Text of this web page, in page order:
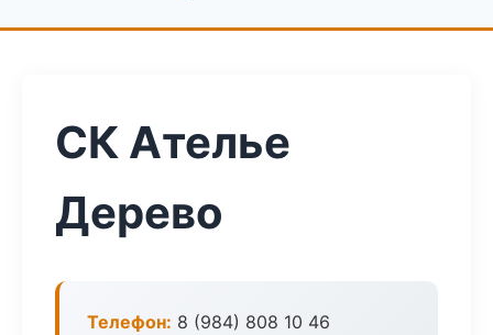
СК Ателье
Дерево
Телефон: 8 (984) 808 10 46